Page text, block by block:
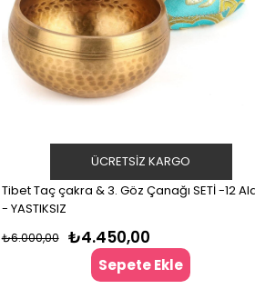
Tibet Taç çakra & 3. Göz Çanağı SETİ -12
- YASTIKSIZ
₺4.450,00
₺6.000,00
Sepete Ekle
ÜCRETSIZ KARGO